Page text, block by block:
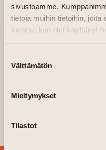
sivustoamme.
tietoja muihin tietoihin, joita
kerätty, kun olet käyttänyt
valinta
Välttämätön
Mieltymykset
Tilastot
Internationell
Öppet 17.5.-9.6.
Öppning: 16.5. Tors 17-
Tis-Fre 12-18
Fritt inträde